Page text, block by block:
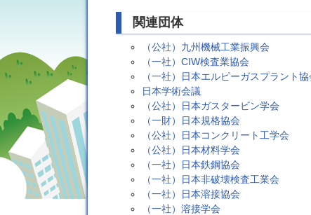
関連団体
（公社）九州機械工業振興会
（一社）CIW検査業協会
（一社）日本エルピーガスプラント協
日本学術会議
（公社）日本ガスタービン学会
（一財）日本規格協会
（公社）日本コンクリート工学会
（公社）日本材料学会
（一社）日本鉄鋼協会
（一社）日本非破壊検査工業会
（一社）日本溶接協会
（一社）溶接学会